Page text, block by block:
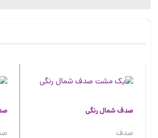
صدف شمال رنگی
صدف